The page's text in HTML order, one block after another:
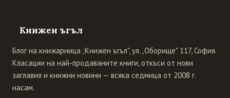
Книжен ъгъл
Блог на книжарница „Книжен ъгъл", ул. „Оборище" 117, София.
Класации на най-продаваните книги, откъси от нови
заглавия и книжни новини — всяка седмица от 2008 г.
насам.